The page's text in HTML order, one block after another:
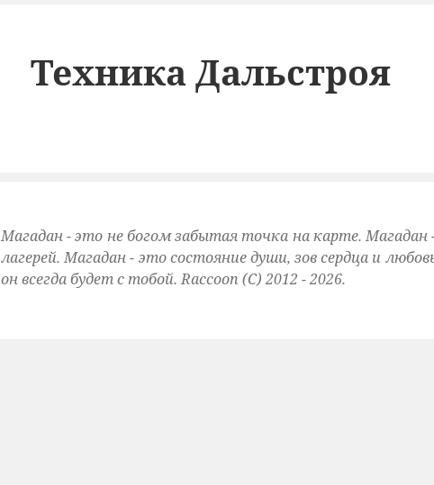
Техника Дальстроя
Магадан - это не богом забытая точка на карте.
лагерей. Магадан - это состояние души, зов сердца и
он всегда будет с тобой. Raccoon (C) 2012 - 2026.